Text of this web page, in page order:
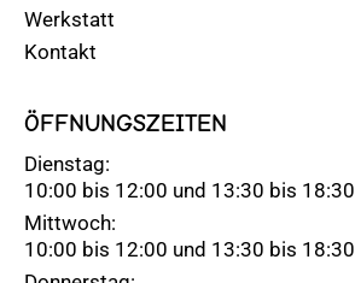
Werkstatt
Kontakt
ÖFFNUNGSZEITEN
Dienstag:
10:00 bis 12:00 und 13:30 bis 18:30
Mittwoch:
10:00 bis 12:00 und 13:30 bis 18:30